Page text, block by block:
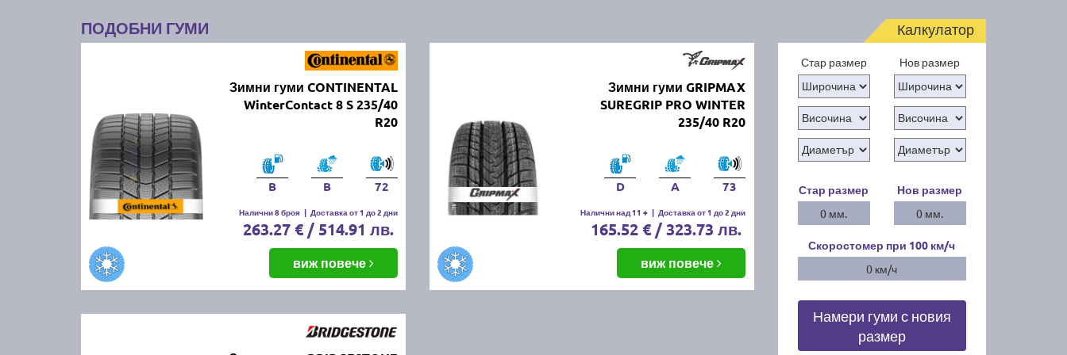
ПОДОБНИ ГУМИ
Зимни гуми CONTINENTAL
WinterContact 8 S 235/40
R20
B B 72
Налични 8 броя | Доставка от 1 до 2 дни
263.27 € / 514.91 лв.
виж повече
Зимни гуми GRIPMAX
SUREGRIP PRO WINTER
235/40 R20
D A 73
Налични над 11 + | Доставка от 1 до 2 дни
165.52 € / 323.73 лв.
виж повече
Калкулатор
Стар размер Нов размер
Стар размер
0 мм.
Нов размер
0 мм.
Скоростомер при 100 км/ч
0 км/ч
Намери гуми с новия
размер